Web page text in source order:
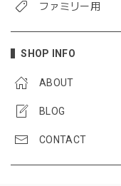
ファミリー用
SHOP INFO
ABOUT
BLOG
CONTACT